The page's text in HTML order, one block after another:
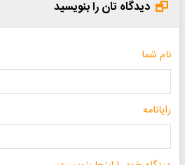
دیدگاه تان را بنویسید
نام شما
رایانامه